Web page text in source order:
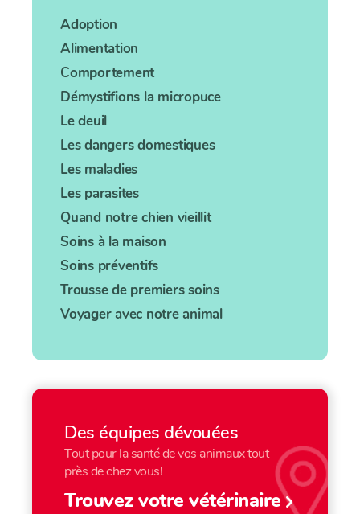
Adoption
Alimentation
Comportement
Démystifions la micropuce
Le deuil
Les dangers domestiques
Les maladies
Les parasites
Quand notre chien vieillit
Soins à la maison
Soins préventifs
Trousse de premiers soins
Voyager avec notre animal
Des équipes dévouées
Tout pour la santé de vos animaux tout
près de chez vous!
Trouvez votre vétérinaire